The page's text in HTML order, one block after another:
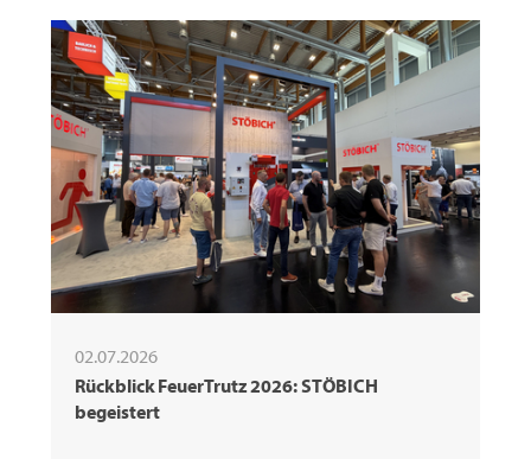
02.07.2026
Rückblick FeuerTrutz 2026: STÖBICH
begeistert